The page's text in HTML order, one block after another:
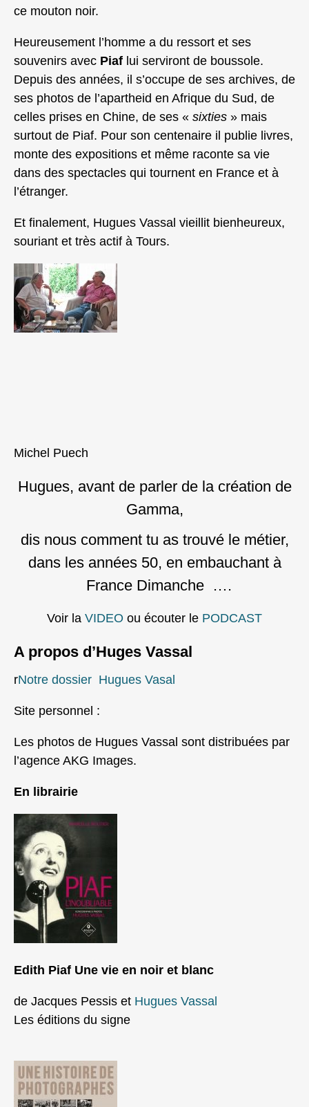
ce mouton noir.
Heureusement l’homme a du ressort et ses
souvenirs avec Piaf lui serviront de boussole.
Depuis des années, il s’occupe de ses archives, de
ses photos de l’apartheid en Afrique du Sud, de
celles prises en Chine, de ses « sixties » mais
surtout de Piaf. Pour son centenaire il publie livres,
monte des expositions et même raconte sa vie
dans des spectacles qui tournent en France et à
l’étranger.
Et finalement, Hugues Vassal vieillit bienheureux,
souriant et très actif à Tours.
Michel Puech
Hugues, avant de parler de la création de
Gamma,
dis nous comment tu as trouvé le métier,
dans les années 50, en embauchant à
France Dimanche ….
Voir la VIDEO ou écouter le PODCAST
A propos d’Huges Vassal
rNotre dossier Hugues Vasal
Site personnel :
Les photos de Hugues Vassal sont distribuées par
l’agence AKG Images.
En librairie
Edith Piaf Une vie en noir et blanc
de Jacques Pessis et Hugues Vassal
Les éditions du signe